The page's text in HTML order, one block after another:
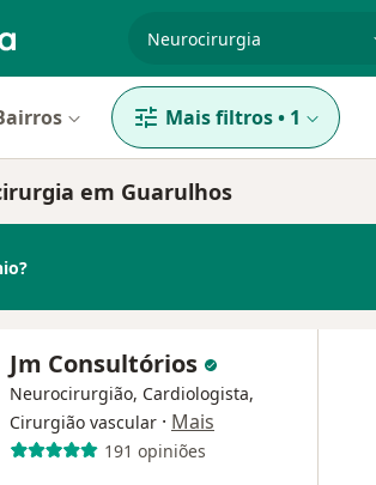
Mais filtros• 1
em Guarulhos
Jm Consultórios
Neurocirurgião, Cardiologista,
Cirurgião vascular · Mais
191 opiniões